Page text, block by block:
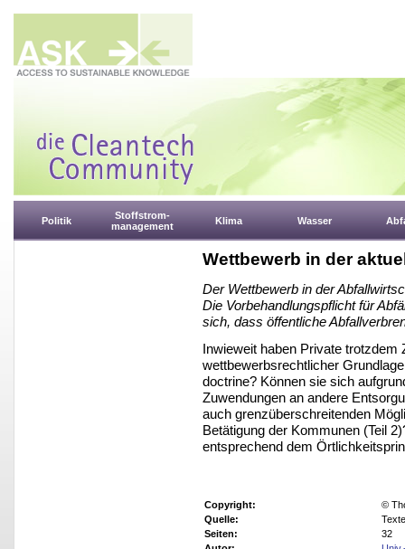
Politik
Stoffstrom-
management
Klima Wasser
Wettbewerb in der
Der Wettbewerb in der
Die Vorbehandlungspflicht für
sich, dass öffentliche
Inwieweit haben Private trotzdem
wettbewerbsrechtlicher
doctrine? Können sie sich
Zuwendungen an andere
auch grenzüberschreitenden
Betätigung der Kommunen (Teil
entsprechend dem
Copyright:
©
Quelle:
Seiten:
32